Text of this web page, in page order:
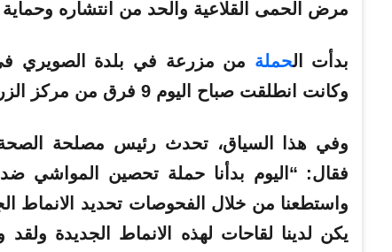
مرض الحمى القلاعية والحد من انتشاره وحماية
بدأت الحملة من مزرعة في بلدة الصويري في
وكانت انطلقت صباح اليوم 9 فرق من مركز الزراعة في شتورة توزعت على المناطق البقاعية.
وفي هذا السياق، تحدث رئيس مصلحة الصحة
فقال: “اليوم بدأنا حملة تحصين المواشي
واستطعنا من خلال الفحوصات تحديد الانماط
يكن لدينا لقاحات لهذه الانماط الجديدة